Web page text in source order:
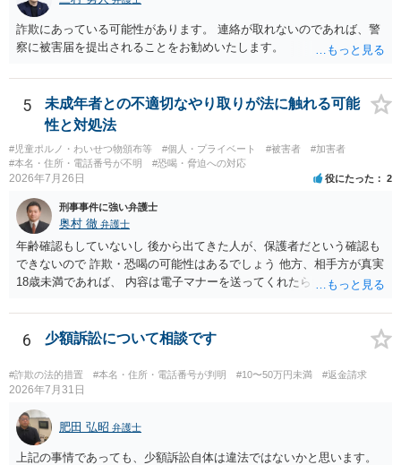
詐欺にあっている可能性があります。 連絡が取れないのであれば、警
察に被害届を提出されることをお勧めいたします。
5
未成年者との不適切なやり取りが法に触れる可能
性と対処法
#児童ポルノ・わいせつ物頒布等 #個人・プライベート #被害者
#加害者
#本名・住所・電話番号が不明
#恐喝・脅迫への対応
2026年7月26日 役にたった 2
刑事事件に強い弁護士
奥村 徹 弁護士
年齢確認もしていないし 後から出てきた人が、保護者だという確認も
できないので 詐欺・恐喝の可能性はあるでしょう 他方、相手方が真実
18歳未満であれば、 内容は電子マナーを送ってくれたら自慰行為など
画の尺は10分ほど、服を着たままで胸を触って欲しい、などの要望を
して、要求された金額(1000円程度)の電子マネーを送信してしまいま
欲しい、住んでいる都道府県と区を教えてと言われたので教えたりと
言ったやり取りをしていました。 というやりとりは、青少年条例違反
（わいせつ行為）の疑いがあります。18歳未満と知らなくても処罰可
能です。
6 少額訴訟について相談です
#詐欺の法的措置 #本名・住所・電話番号が判明 #10〜50万円未満 #返金請求
2026年7月31日
肥田 弘昭 弁護士
上記の事情であっても、少額訴訟自体は違法ではないかと思います。